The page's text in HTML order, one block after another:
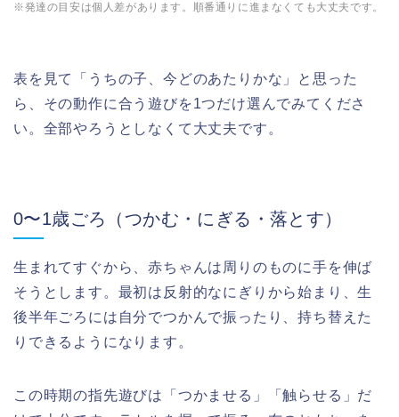
※発達の目安は個人差があります。順番通りに進まなくても大丈夫です。
表を見て「うちの子、今どのあたりかな」と思った
ら、その動作に合う遊びを1つだけ選んでみてくださ
い。全部やろうとしなくて大丈夫です。
0〜1歳ごろ（つかむ・にぎる・落とす）
生まれてすぐから、赤ちゃんは周りのものに手を伸ば
そうとします。最初は反射的なにぎりから始まり、生
後半年ごろには自分でつかんで振ったり、持ち替えた
りできるようになります。
この時期の指先遊びは「つかませる」「触らせる」だ